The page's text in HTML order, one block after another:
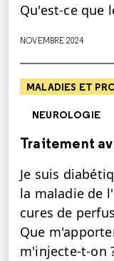
Qu'est-ce que
NOVEMBRE 2024
MALADIES ET
NEUROLOGIE
Traitement
Je suis
la maladie de
cures de
Que
m'injecte-t-on